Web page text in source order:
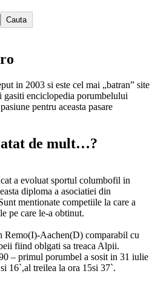
Cauta
in 2003 si este cel mai „batran” site
enciclopedia porumbelului
pentru aceasta pasare
de mult…?
a evoluat sportul columbofil in
diploma a asociatiei din
mentionate competiile la care a
pe care le-a obtinut.
Remo(I)-Aachen(D) comparabil cu
fiind oblgati sa treaca Alpii.
– primul porumbel a sosit in 31 iulie
16`,al treilea la ora 15si 37`.